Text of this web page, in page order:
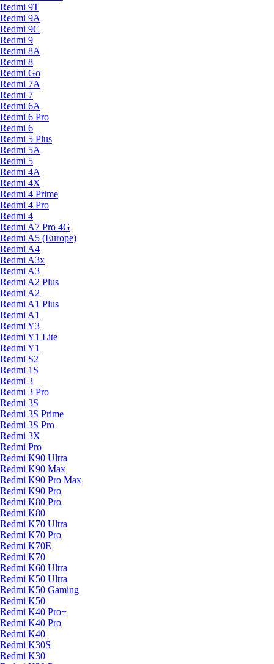
Redmi 9T
Redmi 9A
Redmi 9C
Redmi 9
Redmi 8A
Redmi 8
Redmi Go
Redmi 7A
Redmi 7
Redmi 6A
Redmi 6 Pro
Redmi 6
Redmi 5 Plus
Redmi 5A
Redmi 5
Redmi 4A
Redmi 4X
Redmi 4 Prime
Redmi 4 Pro
Redmi 4
Redmi A7 Pro 4G
Redmi A5 (Europe)
Redmi A4
Redmi A3x
Redmi A3
Redmi A2 Plus
Redmi A2
Redmi A1 Plus
Redmi A1
Redmi Y3
Redmi Y1 Lite
Redmi Y1
Redmi S2
Redmi 1S
Redmi 3
Redmi 3 Pro
Redmi 3S
Redmi 3S Prime
Redmi 3S Pro
Redmi 3X
Redmi Pro
Redmi K90 Ultra
Redmi K90 Max
Redmi K90 Pro Max
Redmi K90 Pro
Redmi K80 Pro
Redmi K80
Redmi K70 Ultra
Redmi K70 Pro
Redmi K70E
Redmi K70
Redmi K60 Ultra
Redmi K50 Ultra
Redmi K50 Gaming
Redmi K50
Redmi K40 Pro+
Redmi K40 Pro
Redmi K40
Redmi K30S
Redmi K30